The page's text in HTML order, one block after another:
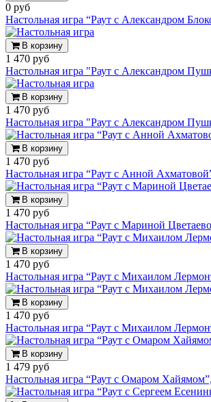
0 руб
Настольная игра “Раут с Александром
В корзину
1 470 руб
Настольная игра "Раут с Александром
В корзину
1 470 руб
Настольная игра "Раут с Александром
В корзину
1 470 руб
Настольная игра “Раут с Анной
В корзину
1 470 руб
Настольная игра “Раут с Мариной
В корзину
1 470 руб
Настольная игра “Раут с Михаилом
В корзину
1 470 руб
Настольная игра “Раут с Михаилом
В корзину
1 479 руб
Настольная игра “Раут с Омаром